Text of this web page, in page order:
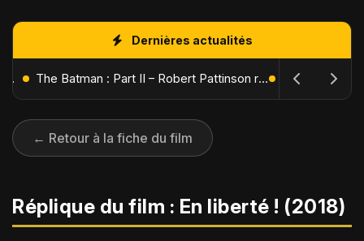
Dernières actualités
L'Âge de Glace : Le Réveil du Volcan – Manny, Sid et Diego de retour pour une aventure explosive The Batman : Part II – Robert Pattinson replonge dans les ténèbres de Gotham dès octobre 2027
← Retour à la fiche du film
Réplique du film : En liberté ! (2018)